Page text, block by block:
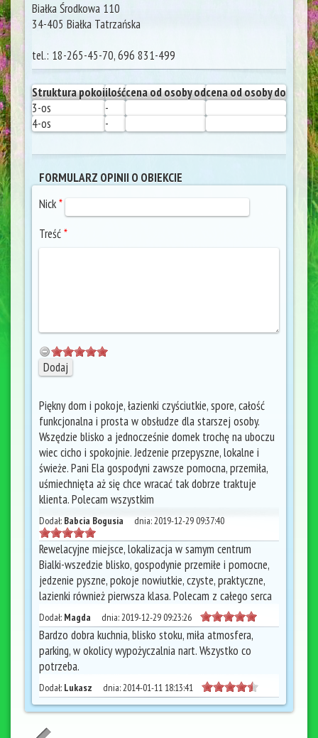
Białka Środkowa 110
34-405 Białka Tatrzańska
tel.: 18-265-45-70, 696 831-499
Struktura pokoiilośćcena od osoby odcena od osoby do
3-os
-
4-os
-
FORMULARZ OPINII O OBIEKCIE
Nick*
Treść*
Piękny dom i pokoje, łazienki czyściutkie, spore, całość
funkcjonalna i prosta w obsłudze dla starszej osoby.
Wszędzie blisko a jednocześnie domek trochę na uboczu
wiec cicho i spokojnie. Jedzenie przepyszne, lokalne i
świeże. Pani Ela gospodyni zawsze pomocna, przemiła,
uśmiechnięta aż się chce wracać tak dobrze traktuje
klienta. Polecam wszystkim
Dodał: Babcia Bogusia dnia:2019-12-29 09:37:40
Rewelacyjne miejsce, lokalizacja w samym centrum
Bialki-wszedzie blisko, gospodynie przemiłe i pomocne,
jedzenie pyszne, pokoje nowiutkie, czyste, praktyczne,
lazienki również pierwsza klasa. Polecam z całego serca
Dodał: Magda dnia:2019-12-29 09:23:26
Bardzo dobra kuchnia, blisko stoku, miła atmosfera,
parking, w okolicy wypożyczalnia nart. Wszystko co
potrzeba.
Dodał: Lukasz dnia:2014-01-11 18:13:41